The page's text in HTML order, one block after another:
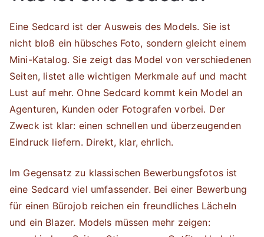
Eine Sedcard ist der Ausweis des Models. Sie ist
nicht bloß ein hübsches Foto, sondern gleicht einem
Mini-Katalog. Sie zeigt das Model von verschiedenen
Seiten, listet alle wichtigen Merkmale auf und macht
Lust auf mehr. Ohne Sedcard kommt kein Model an
Agenturen, Kunden oder Fotografen vorbei. Der
Zweck ist klar: einen schnellen und überzeugenden
Eindruck liefern. Direkt, klar, ehrlich.
Im Gegensatz zu klassischen Bewerbungsfotos ist
eine Sedcard viel umfassender. Bei einer Bewerbung
für einen Bürojob reichen ein freundliches Lächeln
und ein Blazer. Models müssen mehr zeigen: